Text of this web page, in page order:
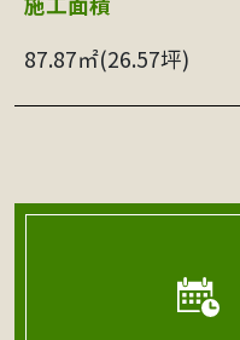
87.87㎡(26.57坪)